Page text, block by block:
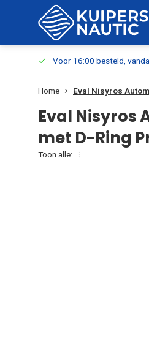
Voor 16:00 besteld,
Home Eval Nisyros
Eval Nisyros
met D-Ring
Toon alle: